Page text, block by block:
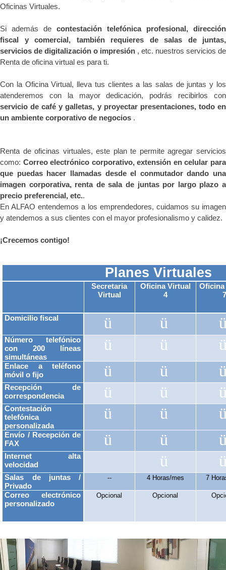
Oficinas Virtuales.
Si además de contestación telefónica profesional, dirección
fiscal y comercial, también requieres de salas de juntas,
servicios de digitalización o impresión , etc. nuestros servicios de
Renta de oficina virtual es para ti.
Con la Oficina Virtual, lleva tus clientes a las salas de juntas y los
atenderemos con la mayor dedicación, podrás recibirlos con
servicio de café y galletas, y proyectar presentaciones, todo en
un ambiente corporativo de negocios .
Renta de oficinas virtuales, este plan te permite agregar servicios
como: Correo electrónico corporativo, extensión en celular para
que puedas hacer llamadas desde el conmutador dando una
imagen corporativa, renta de sala de juntas por largo plazo a
precio preferencial, etc..
En ALFAO entendemos a los emprendedores, cuidamos su imagen
y atendemos a sus clientes con el mayor profesionalismo y calidez.
¡Crecemos contigo!
Planes Virtuales
Secretaria
Virtual
Oficina Virtual
4
7
Domicilio fiscal ü ü
Número telefónico
con 200 líneas
simultáneas
ü ü
Enlace a teléfono
móvil o fijo
ü ü
Recepción de
correspondencia
ü ü
Contestación
telefónica
personalizada
ü ü
Envío / Recepción de
FAX
ü ü
Internet alta
velocidad
ü
Salas de juntas /
Privado
-- 4 Horas/mes 7
Correo electrónico
personalizado
Opcional Opcional